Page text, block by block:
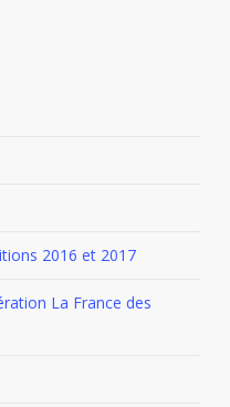
2016 et 2017
La France des